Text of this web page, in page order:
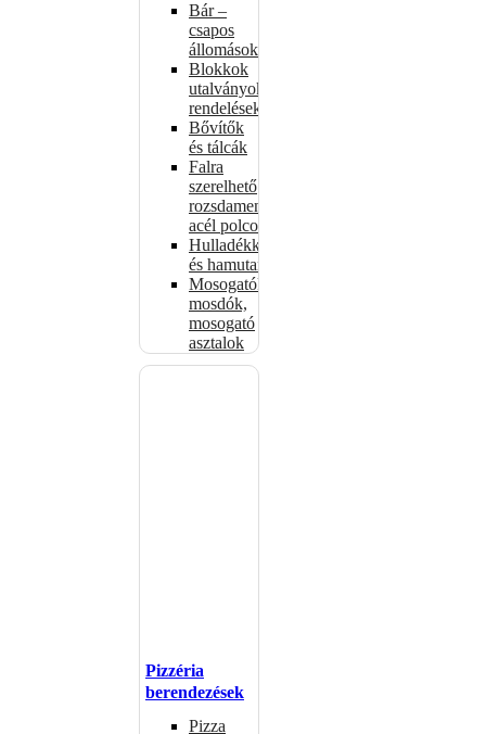
Bár –
csapos
állomások
Blokkok
utalványokhoz,
rendelésekhez
Bővítők
és tálcák
Falra
szerelhető
rozsdamentes
acél polcok
Hulladékkosarak
és hamutartók
Mosogatók,
mosdók,
mosogató
asztalok
Pizzéria
berendezések
Pizza